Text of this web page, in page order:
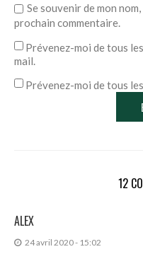
Se souvenir de mon
prochain commentaire.
Prévenez-moi de tous
mail.
Prévenez-moi de tous
12
ALEX
24 avril 2020 - 15:02